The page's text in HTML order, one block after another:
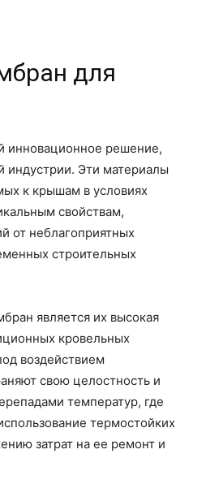
для
инновационное решение,
индустрии. Эти материалы
к крышам в условиях
свойствам,
от неблагоприятных
строительных
является их высокая
кровельных
воздействием
свою целостность и
температур, где
термостойких
затрат на ее ремонт и